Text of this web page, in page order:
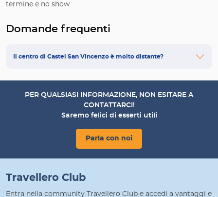
termine e no show
Domande frequenti
Il centro di Castel San Vincenzo è molto distante?
PER QUALSIASI INFORMAZIONE, NON ESITARE A
CONTATTARCI!
Saremo felici di esserti utili
Parla con noi
Travellero Club
Entra nella community Travellero Club e accedi a vantaggi e